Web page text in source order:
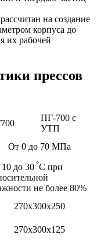
на создание
корпуса до
их рабочей
прессов
ПГ-700 с
УТП
От 0 до 70 МПа
до 30 °С при
не более 80%
270х300х250
270х300х125